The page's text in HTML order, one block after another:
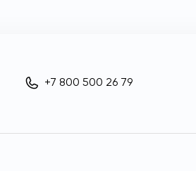
+7 800 500 26 79